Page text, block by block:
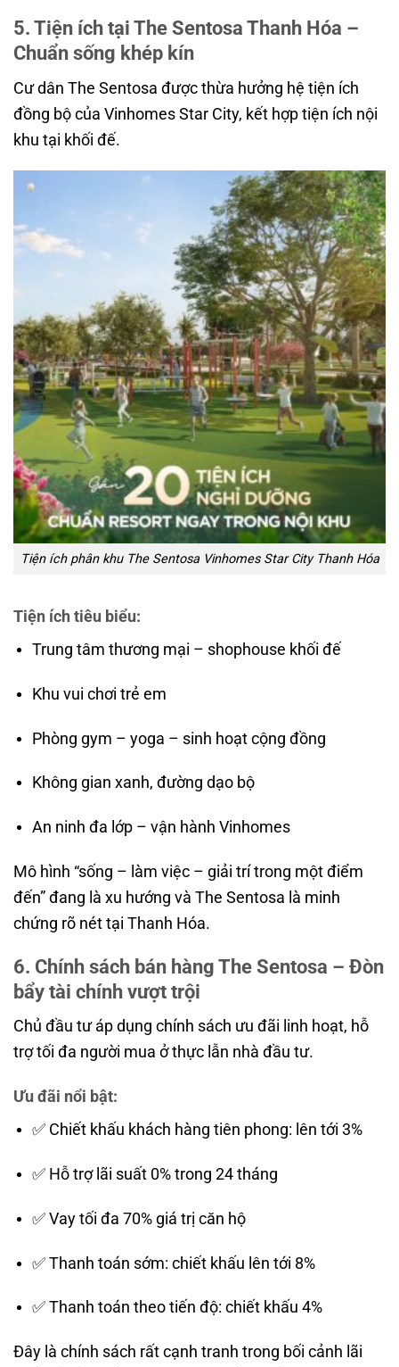
5. Tiện ích tại The Sentosa Thanh Hóa –
Chuẩn sống khép kín
Cư dân The Sentosa được thừa hưởng hệ tiện ích
đồng bộ của Vinhomes Star City, kết hợp tiện ích nội
khu tại khối đế.
Tiện ích phân khu The Sentosa Vinhomes Star City Thanh Hóa
Tiện ích tiêu biểu:
Trung tâm thương mại – shophouse khối đế
Khu vui chơi trẻ em
Phòng gym – yoga – sinh hoạt cộng đồng
Không gian xanh, đường dạo bộ
An ninh đa lớp – vận hành Vinhomes
Mô hình “sống – làm việc – giải trí trong một điểm
đến” đang là xu hướng và The Sentosa là minh
chứng rõ nét tại Thanh Hóa.
6. Chính sách bán hàng The Sentosa – Đòn
bẩy tài chính vượt trội
Chủ đầu tư áp dụng chính sách ưu đãi linh hoạt, hỗ
trợ tối đa người mua ở thực lẫn nhà đầu tư.
Ưu đãi nổi bật:
✅ Chiết khấu khách hàng tiên phong: lên tới 3%
✅ Hỗ trợ lãi suất 0% trong 24 tháng
✅ Vay tối đa 70% giá trị căn hộ
✅ Thanh toán sớm: chiết khấu lên tới 8%
✅ Thanh toán theo tiến độ: chiết khấu 4%
Đây là chính sách rất cạnh tranh trong bối cảnh lãi